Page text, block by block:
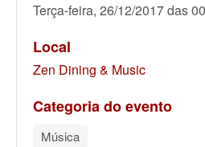
Terça-feira, 26/12/2017 das
Local
Zen Dining & Music
Categoria do evento
Música